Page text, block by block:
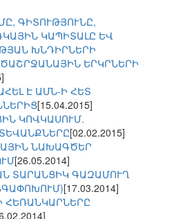
ԳԻՏՈՒԹՅՈՒՆԸ,
ԿԱՊԻՏԱԼԸ ԵՎ
ԽՆԴԻՐՆԵՐԻ
ԵՐԿՐՆԵՐԻ
Է ԱՄՆ-Ի ՀԵՏ
[15.04.2015]
ԿՈՎԿԱՍՈՒՄ.
[02.02.2015]
ՆԱԽԱԳԾԵՐ
[26.05.2014]
ՏԱՐԱՆՑԻԿ ԳԱԶԱՄՈՒՂ
[17.03.2014]
ՀԵՌԱՆԿԱՐՆԵՐԸ